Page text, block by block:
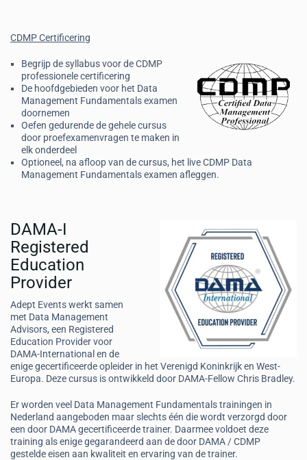
CDMP Certificering
Begrijp de syllabus voor de CDMP
professionele certificering
De hoofdgebieden voor het Data
Management Fundamentals examen
doornemen
Oefen gedurende de gehele cursus
door proefexamenvragen te maken in
elk onderdeel
Optioneel, na afloop van de cursus, het live CDMP Data
Management Fundamentals examen afleggen.
DAMA-I
Registered
Education
Provider
Adept Events werkt samen
met Data Management
Advisors, een Registered
Education Provider voor
DAMA-International en de
enige gecertificeerde opleider in het Verenigd Koninkrijk en West-
Europa. Deze cursus is ontwikkeld door DAMA-Fellow Chris Bradley.
Er worden veel Data Management Fundamentals trainingen in
Nederland aangeboden maar slechts één die wordt verzorgd door
een door DAMA gecertificeerde trainer. Daarmee voldoet deze
training als enige gegarandeerd aan de door DAMA / CDMP
gestelde eisen aan kwaliteit en ervaring van de trainer.